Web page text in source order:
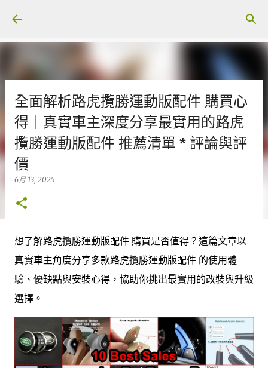
全面解析路虎攬勝運動版配件 購買心
得｜真實車主深度分享最實用的路虎
攬勝運動版配件 推薦清單 * 評論與評
價
6月 13, 2025
想了解路虎攬勝運動版配件 購買是否值得？這篇文章以
真實車主角度分享多款路虎攬勝運動版配件 的使用體
驗、優缺點與安裝心得，協助你挑出最實用的改裝與升級
選擇。